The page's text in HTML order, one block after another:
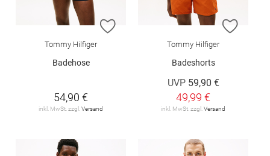
ZUR WUNSCHLISTE HINZUFÜGEN
Tommy Hilfiger
Badehose
54,90 €
inkl. MwSt. zzgl. Versand
ZUR
Tommy Hilfiger
Badeshorts
UVP 59,90 €
49,99 €
inkl. MwSt. zzgl. Versand